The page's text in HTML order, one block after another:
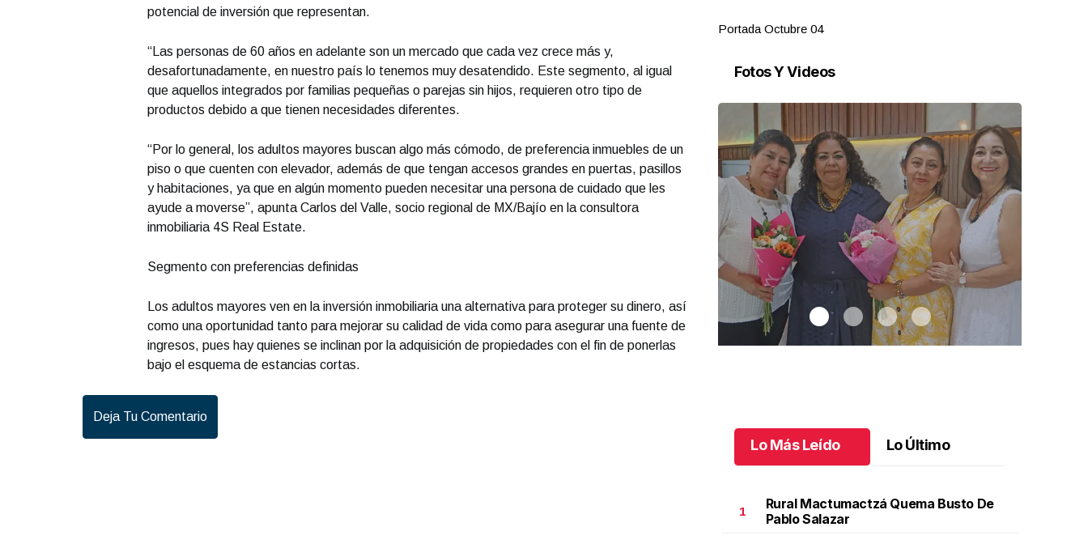
potencial de inversión que representan.
“Las personas de 60 años en adelante son un mercado que cada vez crece más y,
desafortunadamente, en nuestro país lo tenemos muy desatendido. Este segmento, al igual
que aquellos integrados por familias pequeñas o parejas sin hijos, requieren otro tipo de
productos debido a que tienen necesidades diferentes.
“Por lo general, los adultos mayores buscan algo más cómodo, de preferencia inmuebles de un
piso o que cuenten con elevador, además de que tengan accesos grandes en puertas, pasillos
y habitaciones, ya que en algún momento pueden necesitar una persona de cuidado que les
ayude a moverse”, apunta Carlos del Valle, socio regional de MX/Bajío en la consultora
inmobiliaria 4S Real Estate.
Segmento con preferencias definidas
Los adultos mayores ven en la inversión inmobiliaria una alternativa para proteger su dinero, así
como una oportunidad tanto para mejorar su calidad de vida como para asegurar una fuente de
ingresos, pues hay quienes se inclinan por la adquisición de propiedades con el fin de ponerlas
bajo el esquema de estancias cortas.
Deja Tu Comentario
Portada Octubre 04
Fotos Y Videos
Lo Más Leído Lo Último
1
Rural Mactumactzá Quema Busto De
Pablo Salazar